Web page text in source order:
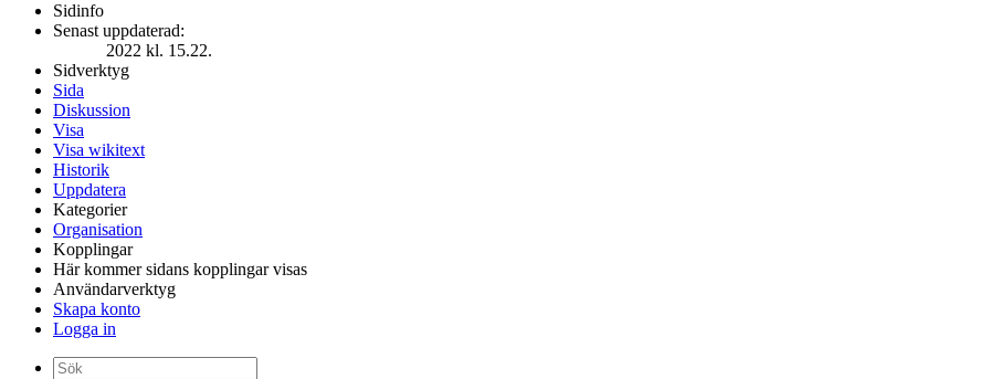
Sidinfo
Senast uppdaterad:
2022 kl. 15.22.
Sidverktyg
Sida
Diskussion
Visa
Visa wikitext
Historik
Uppdatera
Kategorier
Organisation
Kopplingar
Här kommer sidans kopplingar visas
Användarverktyg
Skapa konto
Logga in